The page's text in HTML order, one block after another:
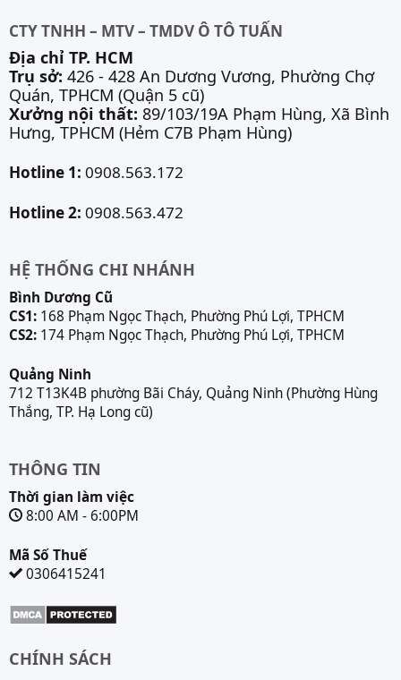
CTY TNHH – MTV – TMDV Ô TÔ TUẤN
Địa chỉ TP. HCM
Trụ sở: 426 - 428 An Dương Vương, Phường Chợ
Quán, TPHCM (Quận 5 cũ)
Xưởng nội thất: 89/103/19A Phạm Hùng, Xã Bình
Hưng, TPHCM (Hẻm C7B Phạm Hùng)
Hotline 1: 0908.563.172
Hotline 2: 0908.563.472
HỆ THỐNG CHI NHÁNH
Bình Dương Cũ
CS1:168 Phạm Ngọc Thạch, Phường Phú Lợi, TPHCM
CS2:174 Phạm Ngọc Thạch, Phường Phú Lợi, TPHCM
Quảng Ninh
712 T13K4B phường Bãi Cháy, Quảng Ninh (Phường Hùng
Thắng, TP. Hạ Long cũ)
THÔNG TIN
Thời gian làm việc
8:00 AM - 6:00PM
Mã Số Thuế
0306415241
CHÍNH SÁCH